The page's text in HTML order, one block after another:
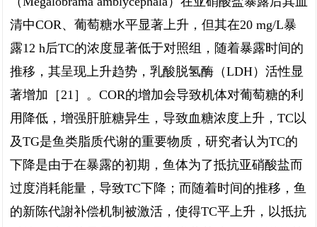
清中COR、葡萄糖水平显著上升，但其在20 mg/L暴
露12 h后TC的浓度显著低于对照组，随着暴露时间的
推移，其呈现上升趋势，乳酸脱氢酶（LDH）活性显
著增加［21］。COR的增加会导致机体对葡萄糖的利
用降低，增强肝脏糖异生，导致血糖浓度上升，TC以
及TG是鱼类脂质代谢的重要物质，研究者认为TC的
下降是由于在暴露的初期，鱼体为了抵抗亚硝酸盐而
过度消耗能量，导致TC下降；而随着时间的推移，鱼
的新陈代謝补偿机制被激活，使得TC平上升，以抵抗